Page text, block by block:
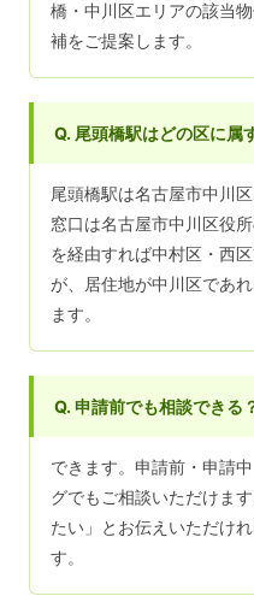
橋・中川区エリアの該当
補をご提案します。
Q. 尾頭橋駅はどの区に属
尾頭橋駅は名古屋市中川
窓口は名古屋市中川区役
を経由すれば中村区・西
が、居住地が中川区であ
ます。
Q. 申請前でも相談できる
できます。申請前・申請
グでもご相談いただけま
たい」とお伝えいただけ
す。